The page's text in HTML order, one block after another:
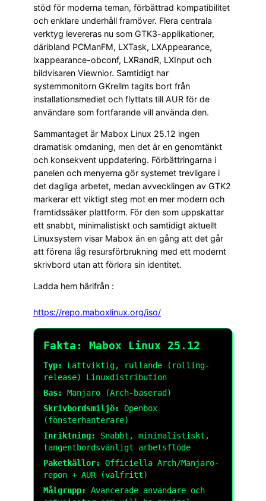
stöd för moderna teman, förbättrad kompatibilitet
och enklare underhåll framöver. Flera centrala
verktyg levereras nu som GTK3-applikationer,
däribland PCManFM, LXTask, LXAppearance,
lxappearance-obconf, LXRandR, LXInput och
bildvisaren Viewnior. Samtidigt har
systemmonitorn GKrellm tagits bort från
installationsmediet och flyttats till AUR för de
användare som fortfarande vill använda den.
Sammantaget är Mabox Linux 25.12 ingen
dramatisk omdaning, men det är en genomtänkt
och konsekvent uppdatering. Förbättringarna i
panelen och menyerna gör systemet trevligare i
det dagliga arbetet, medan avvecklingen av GTK2
markerar ett viktigt steg mot en mer modern och
framtidssäker plattform. För den som uppskattar
ett snabbt, minimalistiskt och samtidigt aktuellt
Linuxsystem visar Mabox än en gång att det går
att förena låg resursförbrukning med ett modernt
skrivbord utan att förlora sin identitet.
Ladda hem härifrån :
https://repo.maboxlinux.org/iso/
Fakta: Mabox Linux 25.12
Typ:
Lättviktig, rullande (rolling-
release) Linuxdistribution
Bas:
Manjaro (Arch-baserad)
Skrivbordsmiljö:
Openbox
(fönsterhanterare)
Inriktning:
Snabbt, minimalistiskt,
tangentbordsvänligt arbetsflöde
Paketkällor:
Officiella Arch/Manjaro-
repon + AUR (valfritt)
Målgrupp:
Avancerade användare och